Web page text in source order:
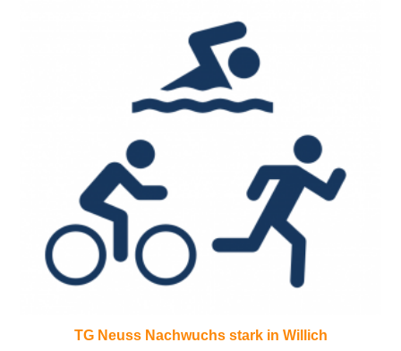
TG Neuss Nachwuchs stark in Willich